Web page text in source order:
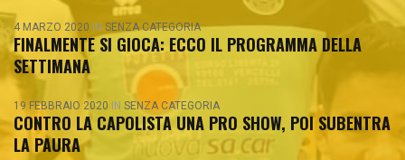
4 MARZO 2020 IN SENZA CATEGORIA
FINALMENTE SI GIOCA: ECCO IL PROGRAMMA DELLA
SETTIMANA
19 FEBBRAIO 2020 IN SENZA CATEGORIA
CONTRO LA CAPOLISTA UNA PRO SHOW, POI SUBENTRA
LA PAURA